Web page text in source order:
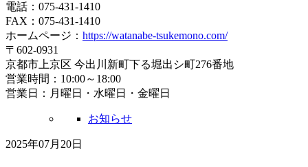
電話：075-431-1410
FAX：075-431-1410
ホームページ： https://watanabe-tsukemono.com/
〒602-0931
京都市上京区 今出川新町下る堀出シ町276番地
営業時間：10:00～18:00
営業日：月曜日・水曜日・金曜日
お知らせ
2025年07月20日